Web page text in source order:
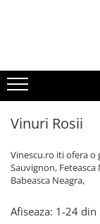
Vinuri Spumante
Sampanie /
Vinuri Rosii
Vinuri Albe
Vinuri Rose
Vinuri seci
Vinuri demiseci
Vinuri demidulci
Vinuri dupa
Vinuri Rosii
Vinuri Albe
Vinuri Rose
Vinuri pentru
Vinuri de colectie/
Vinuri
Cognac/
Vinarsuri
Cognac/Coniac/
Ciocolata
Condimente
Ulei de masline
Cutii cadou vinuri
Vinuri Rosii
Vinescu.ro iti ofera o
Sauvignon,
Babeasca Neagra,
Afiseaza: 1-24 din